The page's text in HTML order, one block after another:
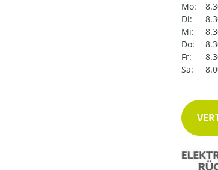
Mo:
Di:
Mi:
Do:
Fr:
Sa: